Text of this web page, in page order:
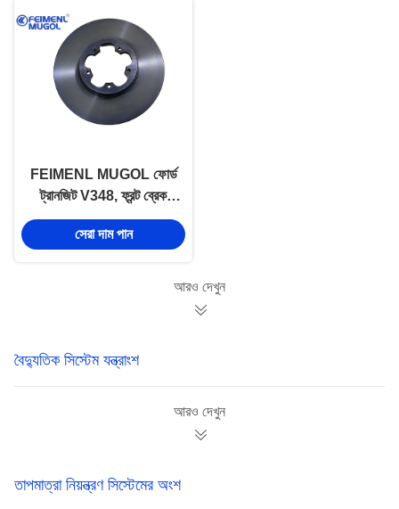
FEIMENL MUGOL ফোর্ড
ট্রানজিট V348, ফ্রন্ট ব্রেক
ডিস্ক2.4 ব্রেক সিস্টেম পার্টস
6C11-1125AB
সেরা দাম পান
আরও দেখুন
বৈদ্যুতিক সিস্টেম যন্ত্রাংশ
আরও দেখুন
তাপমাত্রা নিয়ন্ত্রণ সিস্টেমের অংশ